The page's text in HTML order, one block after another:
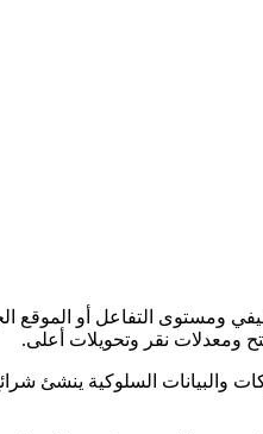
ومستوى التفاعل أو الموقع
ومعدلات نقر وتحويلات أعلى.
والبيانات السلوكية ينشئ